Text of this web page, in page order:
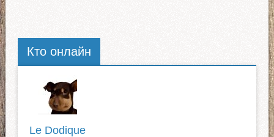
Кто онлайн
Le Dodique